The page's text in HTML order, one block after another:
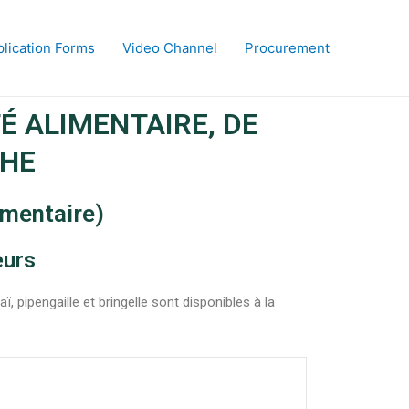
Forms Video Channel Procurement
ALIMENTAIRE, DE
pipengaille et bringelle sont disponibles à la